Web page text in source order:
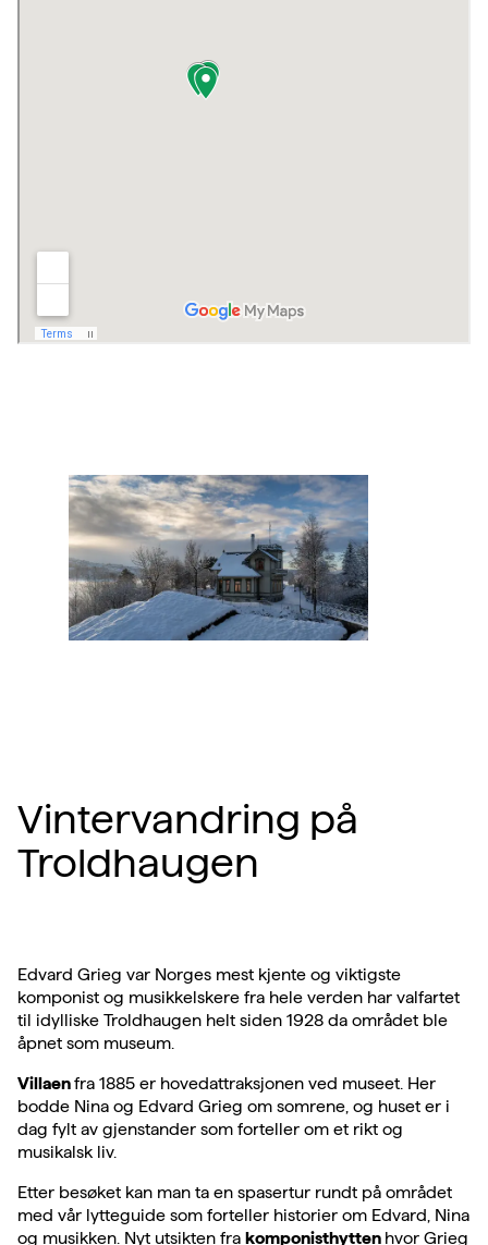
Vintervandring på
Troldhaugen
Edvard Grieg var Norges mest kjente og viktigste
komponist og musikkelskere fra hele verden har valfartet
til idylliske Troldhaugen helt siden 1928 da området ble
åpnet som museum.
Villaenfra 1885 er hovedattraksjonen ved museet. Her
bodde Nina og Edvard Grieg om somrene, og huset er i
dag fylt av gjenstander som forteller om et rikt og
musikalsk liv.
Etter besøket kan man ta en spasertur rundt på området
med vår lytteguide som forteller historier om Edvard, Nina
og musikken. Nyt utsikten fra komponisthytten hvor Grieg